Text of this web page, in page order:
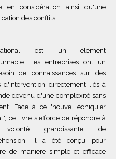
en considération ainsi qu'une
des conflits.
est un élément
Les entreprises ont un
de connaissances sur des
d'intervention directement liés à
devenu d'une complexité sans
Face à ce "nouvel échiquier
ce livre s'efforce de répondre à
volonté grandissante de
Il a été conçu pour
de manière simple et efficace